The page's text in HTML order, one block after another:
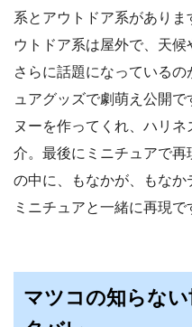
系とアウトドア系があり
ウトドア系は屋外で、天候
さらに話題になっている
ュアグッズで劇萌え公開
ヌーを作ってくれ、ハリ
介。最後にミニチュアで再
の中に、もなかが、もな
ミニチュアと一緒に再現で
マツコの知らな